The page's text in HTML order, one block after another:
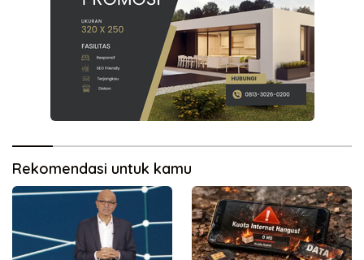
Rekomendasi untuk kamu